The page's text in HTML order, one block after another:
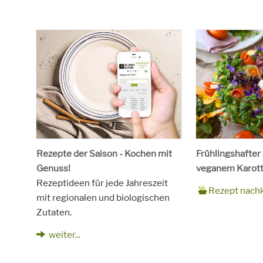
Rezepte der Saison - Kochen mit
Genuss!
Rezeptideen für jede Jahreszeit
mit regionalen und biologischen
Zutaten.
weiter...
Frühlingshafter
veganem
Zubereitungszeit
90 Minuten
Rezept
für
4 Personen
Saison
Frühling
Schlagworte
Beilagen,
Rezept